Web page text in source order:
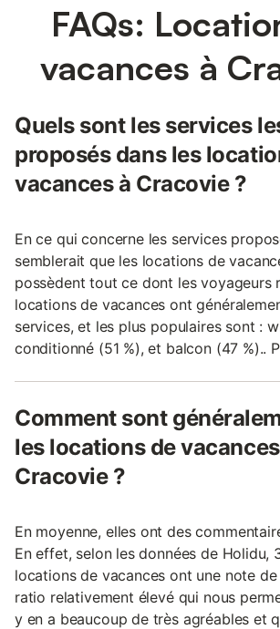
FAQs:
vacances à
Quels sont les services
proposés dans les
vacances à Cracovie ?
En ce qui concerne les services
semblerait que les locations de
possèdent tout ce dont les voyageurs
locations de vacances ont
services, et les plus populaires sont :
conditionné (51 %), et balcon (47 %)..
Comment sont
les locations de
Cracovie ?
En moyenne, elles ont des
En effet, selon les données de Holidu,
locations de vacances ont une note
ratio relativement élevé qui nous
y en a beaucoup de très agréables et